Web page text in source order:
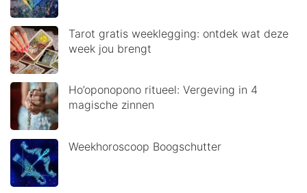
Tarot gratis weeklegging: ontdek wat deze
week jou brengt
Ho’oponopono ritueel: Vergeving in 4
magische zinnen
Weekhoroscoop Boogschutter